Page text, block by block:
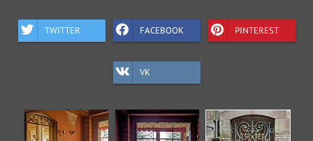
TWITTER FACEBOOK PINTEREST
VK